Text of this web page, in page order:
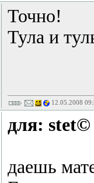
Точно!
Тула и
12.05.2008
для: stet©
даешь